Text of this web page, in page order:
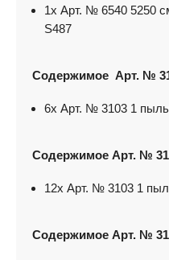
1x Арт. № 6540 5250
S487
Содержимое Арт. №
6x Арт. № 3103 1
Содержимое Арт. №
12x Арт. № 3103 1
Содержимое Арт. №